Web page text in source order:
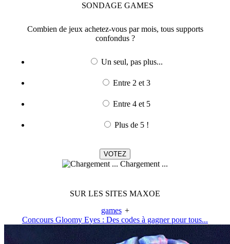
SONDAGE GAMES
Combien de jeux achetez-vous par mois, tous supports
confondus ?
Un seul, pas plus...
Entre 2 et 3
Entre 4 et 5
Plus de 5 !
Chargement ...
SUR LES SITES MAXOE
games +
Concours Gloomy Eyes : Des codes à gagner pour tous...